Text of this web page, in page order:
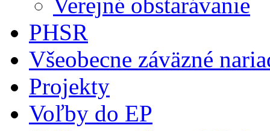
Verejné obstarávanie
PHSR
Všeobecne záväzné
Projekty
Voľby do EP